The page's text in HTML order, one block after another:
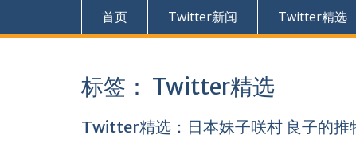
首页 Twitter新闻 Twitter精选
标签： Twitter精选
Twitter精选：日本妹子咲村 良子的推